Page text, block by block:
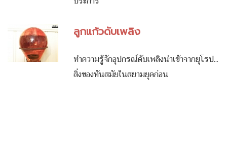
ลูกแก้วดับเพลิง
ทำความรู้จักอุปกรณ์ดับเพลิงนำเข้าจากยุโรป...
สิ่งของทันสมัยในสยามยุคก่อน